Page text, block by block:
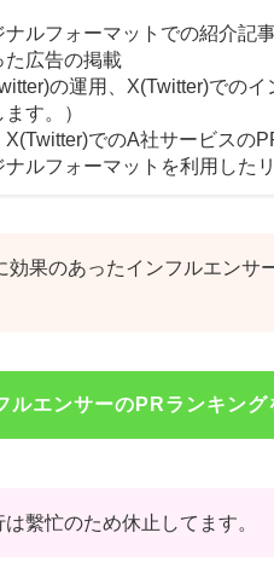
ルフォーマットでの紹介記
た広告の掲載
の運用、X(Twitter)での
す。）
でのA社サービスの
ルフォーマットを利用した
効果のあったインフルエンサ
ルエンサーのPRランキング
繫忙のため休止してます。